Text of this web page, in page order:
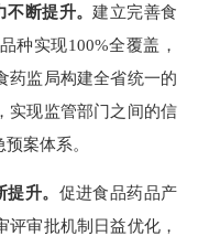
断提升。建立完善食
种实现100%全覆盖，
药监局构建全省统一的
实现监管部门之间的信
案体系。
升。 促进食品药品产
审批机制日益优化，